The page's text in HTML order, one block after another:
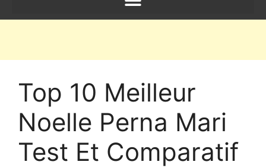
Top 10 Meilleur
Noelle Perna Mari
Test Et Comparatif